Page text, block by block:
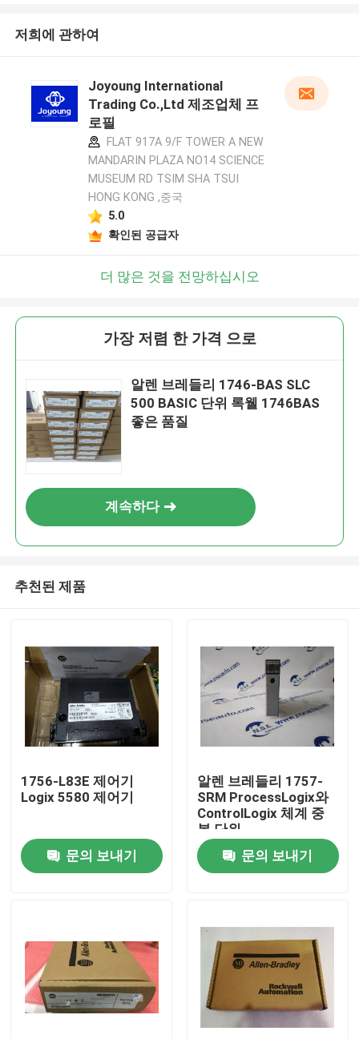
우리 에 관한 것
저희에 관하여
Joyoung International
Trading Co.,Ltd 제조업체 프
로필
FLAT 917A 9/F TOWER A NEW
MANDARIN PLAZA NO14 SCIENCE
MUSEUM RD TSIM SHA TSUI
HONG KONG ,중국
5.0
확인된 공급자
더 많은 것을 전망하십시오
가장 저렴 한 가격 으로
알렌 브레들리 1746-BAS SLC
500 BASIC 단위 록웰 1746BAS
좋은 품질
계속하다
추천된 제품
1756-L83E 제어기
Logix 5580 제어기
문의 보내기
알렌 브레들리 1757-
SRM ProcessLogix와
ControlLogix 체계 중
복 단위
문의 보내기